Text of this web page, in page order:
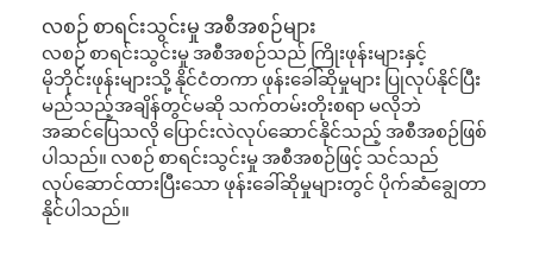
လစဉ် စာရင်းသွင်းမှု အစီအစဉ်များ
လစဉ် စာရင်းသွင်းမှု အစီအစဉ်သည် ကြိုးဖုန်းများနှင့်
မိုဘိုင်းဖုန်းများသို့ နိုင်ငံတကာ ဖုန်းခေါ်ဆိုမှုများ ပြုလုပ်နိုင်ပြီး
မည်သည့်အချိန်တွင်မဆို သက်တမ်းတိုးစရာ မလိုဘဲ
အဆင်ပြေသလို ပြောင်းလဲလုပ်ဆောင်နိုင်သည့် အစီအစဉ်ဖြစ်
ပါသည်။ လစဉ် စာရင်းသွင်းမှု အစီအစဉ်ဖြင့် သင်သည်
လုပ်ဆောင်ထားပြီးသော ဖုန်းခေါ်ဆိုမှုများတွင် ပိုက်ဆံချွေတာ
နိုင်ပါသည်။